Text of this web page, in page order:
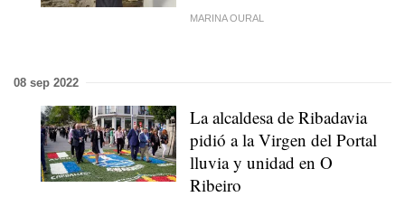
MARINA OURAL
08 sep 2022
La alcaldesa de Ribadavia
pidió a la Virgen del Portal
lluvia y unidad en O
Ribeiro